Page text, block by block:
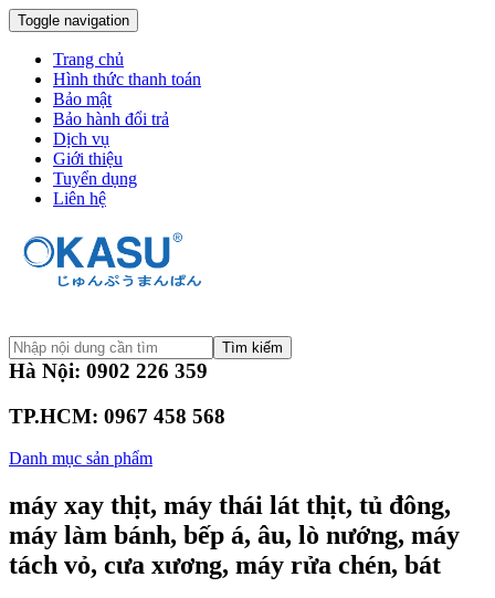
Toggle navigation
Trang chủ
Hình thức thanh toán
Bảo mật
Bảo hành đổi trả
Dịch vụ
Giới thiệu
Tuyển dụng
Liên hệ
Tìm kiếm
Hà Nội: 0902 226 359
TP.HCM: 0967 458 568
Danh mục sản phẩm
máy xay thịt, máy thái lát thịt, tủ đông,
máy làm bánh, bếp á, âu, lò nướng, máy
tách vỏ, cưa xương, máy rửa chén, bát